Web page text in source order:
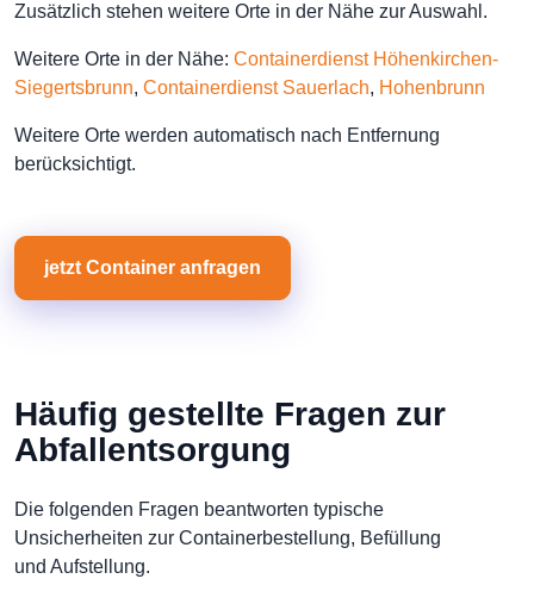
Zusätzlich stehen weitere Orte in der Nähe zur Auswahl.
Weitere Orte in der Nähe: Containerdienst Höhenkirchen-
Siegertsbrunn, Containerdienst Sauerlach, Hohenbrunn
Weitere Orte werden automatisch nach Entfernung
berücksichtigt.
jetzt Container anfragen
Häufig gestellte Fragen zur
Abfallentsorgung
Die folgenden Fragen beantworten typische
Unsicherheiten zur Containerbestellung, Befüllung
und Aufstellung.